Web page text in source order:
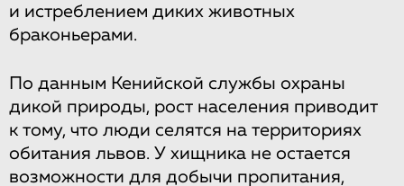
и истреблением диких животных
браконьерами.
По данным Кенийской службы охраны
дикой природы, рост населения приводит
к тому, что люди селятся на территориях
обитания львов. У хищника не остается
возможности для добычи пропитания,